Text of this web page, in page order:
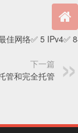
佳网络✅ 5 IPv4✅
下一篇
管和完全托管